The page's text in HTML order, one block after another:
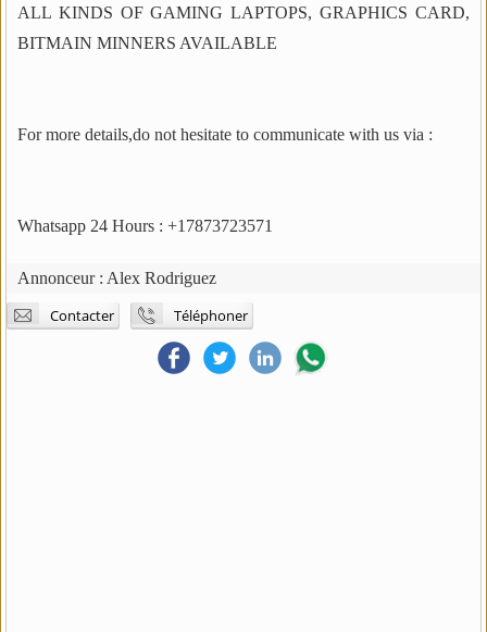
ALL KINDS OF GAMING LAPTOPS, GRAPHICS CARD,
BITMAIN MINNERS AVAILABLE
For more details,do not hesitate to communicate with us via :
Whatsapp 24 Hours : +17873723571
Annonceur : Alex Rodriguez
Contacter Téléphoner